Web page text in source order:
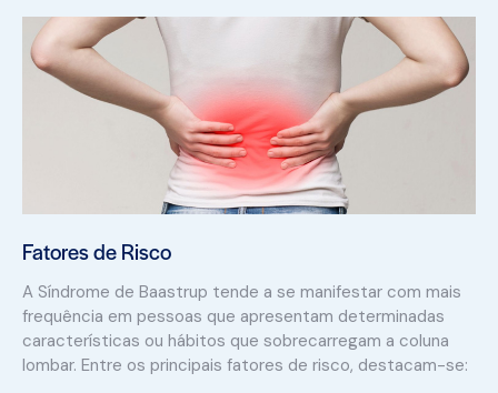
Fatores de Risco
A Síndrome de Baastrup tende a se manifestar com mais
frequência em pessoas que apresentam determinadas
características ou hábitos que sobrecarregam a coluna
lombar. Entre os principais fatores de risco, destacam-se: